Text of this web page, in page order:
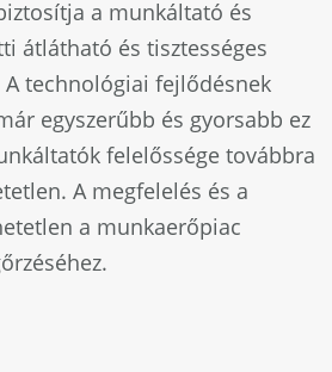
a munkáltató és
átlátható és tisztességes
technológiai fejlődésnek
egyszerűbb és gyorsabb ez
felelőssége továbbra
A megfelelés és a
a munkaerőpiac